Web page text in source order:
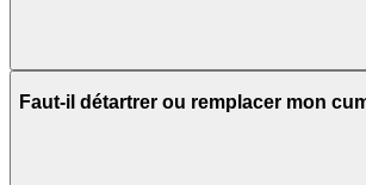
Faut-il détartrer ou remplacer mon